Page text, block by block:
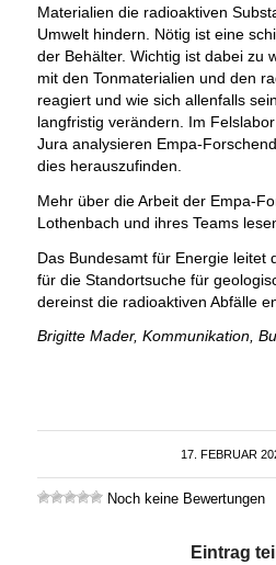
Materialien die radioaktiven
Umwelt hindern. Nötig ist eine
der Behälter. Wichtig ist dabei zu
mit den Tonmaterialien und den
reagiert und wie sich allenfalls
langfristig verändern. Im
Jura analysieren Empa-
dies herauszufinden.
Mehr über die Arbeit der Empa-
Lothenbach und ihres Teams
Das Bundesamt für Energie leitet
für die Standortsuche für
dereinst die radioaktiven Abfälle
Brigitte Mader, Kommunikation,
17. FEBRUAR
/
Noch keine Bewertungen
Eintrag